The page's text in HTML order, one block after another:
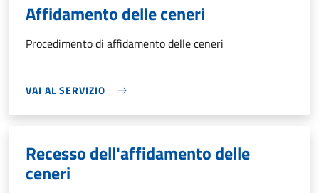
Affidamento delle ceneri
Procedimento di affidamento delle ceneri
VAI AL SERVIZIO
Recesso dell'affidamento delle
ceneri